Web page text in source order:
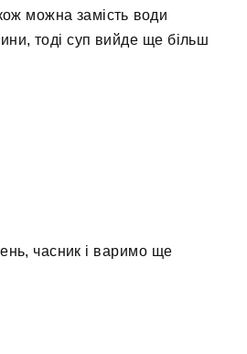
можна замість води
тоді суп вийде ще більш
часник і варимо ще